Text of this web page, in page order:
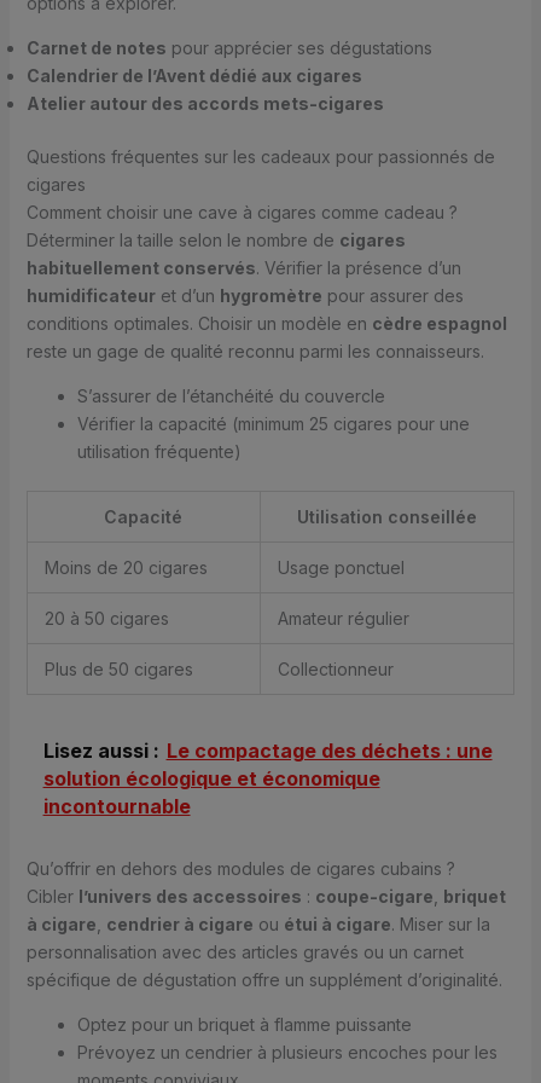
Carnet de notes pour apprécier ses dégustations
Calendrier de l’Avent dédié aux cigares
Atelier autour des accords mets-cigares
Questions fréquentes sur les cadeaux pour passionnés de
cigares
Comment choisir une cave à cigares comme cadeau ?
Déterminer la taille selon le nombre de cigares
habituellement conservés. Vérifier la présence d’un
humidificateuret d’un hygromètre pour assurer des
conditions optimales. Choisir un modèle en cèdre espagnol
reste un gage de qualité reconnu parmi les connaisseurs.
S’assurer de l’étanchéité du couvercle
Vérifier la capacité (minimum 25 cigares pour une
utilisation fréquente)
Capacité Utilisation conseillée
Moins de 20 cigares Usage ponctuel
20 à 50 cigares Amateur régulier
Plus de 50 cigares Collectionneur
Lisez aussi : Le compactage des déchets : une
solution écologique et économique
incontournable
Qu’offrir en dehors des modules de cigares cubains ?
Cibler l’univers des accessoires : coupe-cigare, briquet
à cigare, cendrier à cigare ou étui à cigare. Miser sur la
personnalisation avec des articles gravés ou un carnet
spécifique de dégustation offre un supplément d’originalité.
Optez pour un briquet à flamme puissante
Prévoyez un cendrier à plusieurs encoches pour les